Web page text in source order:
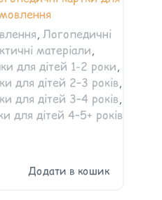
,Логопедичні
матеріали,
для дітей 1-2 роки,
для дітей 2–3 років,
для дітей 3–4 років,
для дітей 4–5+ років
Додати в кошик